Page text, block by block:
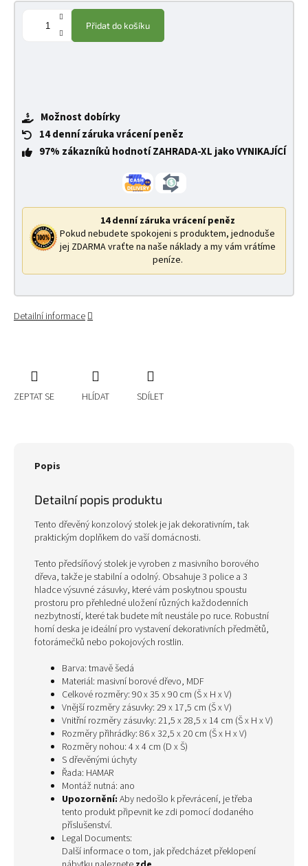
Přidat do košíku
Možnost dobírky
14 denní záruka vrácení peněz
97% zákazníků hodnotí ZAHRADA-XL jako VYNIKAJÍCÍ
14 denní záruka vrácení peněz
Pokud nebudete spokojeni s produktem, jednoduše
jej ZDARMA vraťte na naše náklady a my vám vrátíme
peníze.
Detailní informace
ZEPTAT SE HLÍDAT SDÍLET
Popis
Detailní popis produktu
Tento dřevěný konzolový stolek je jak dekorativním, tak
praktickým doplňkem do vaší domácnosti.
Tento předsíňový stolek je vyroben z masivního borového
dřeva, takže je stabilní a odolný. Obsahuje 3 police a 3
hladce výsuvné zásuvky, které vám poskytnou spoustu
prostoru pro přehledné uložení různých každodenních
nezbytností, které tak budete mít neustále po ruce. Robustní
horní deska je ideální pro vystavení dekorativních předmětů,
fotorámečků nebo pokojových rostlin.
Barva: tmavě šedá
Materiál: masivní borové dřevo, MDF
Celkové rozměry: 90 x 35 x 90 cm (Š x H x V)
Vnější rozměry zásuvky: 29 x 17,5 cm (Š x V)
Vnitřní rozměry zásuvky: 21,5 x 28,5 x 14 cm (Š x H x V)
Rozměry přihrádky: 86 x 32,5 x 20 cm (Š x H x V)
Rozměry nohou: 4 x 4 cm (D x Š)
S dřevěnými úchyty
Řada: HAMAR
Montáž nutná: ano
Upozornění: Aby nedošlo k převrácení, je třeba
tento produkt připevnit ke zdi pomocí dodaného
příslušenství.
Legal Documents:
Další informace o tom, jak předcházet překlopení